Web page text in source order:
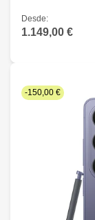
Desde:
1.149,00 €
-150,00 €